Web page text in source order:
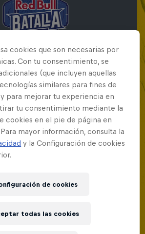
Final Torneo de Plazas
2026
Nueva Historia:
MC BATTLE
cookies que son necesarias por
Con tu consentimiento, se
(que incluyen aquellas
similares para fines de
para mejorar tu experiencia en
tu consentimiento mediante la
cookies en el pie de página en
mayor información, consulta la
y la Configuración de cookies
de cookies
todas las cookies